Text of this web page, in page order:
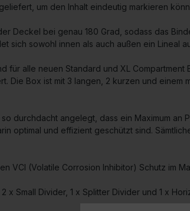
um den Inhalt eindeutig markieren
Deckel bei genau 180 Grad, sodass das
sich sowohl innen als auch außen ein Lineal
für alle neuen Standard und XL
Die Box ist mit 3 langen, 2 kurzen und
durchdacht angelegt, dass ein Maximum
optimal und effizient geschützt sind.
VCI (Volatile Corrosion Inhibitor) Schutz im
x Small Divider, 1 x Splitter Divider und 1 x